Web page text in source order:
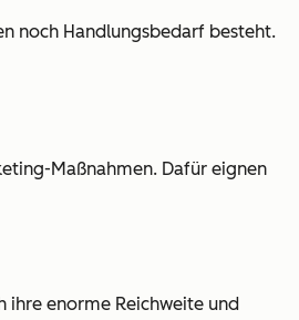
noch Handlungsbedarf besteht.
Maßnahmen. Dafür eignen
enorme Reichweite und